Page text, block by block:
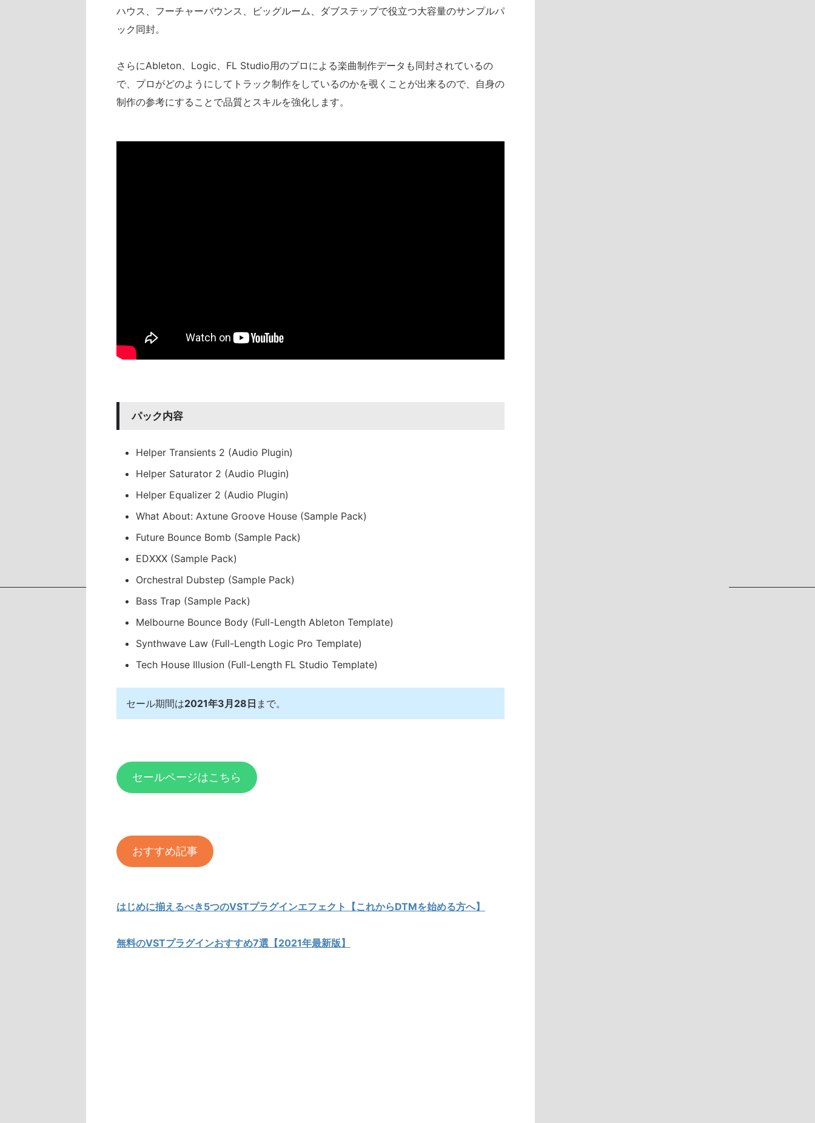
ハウス、フーチャーバウンス、ビッグルーム、ダブステップで役立つ大容量のサンプルパ
ック同封。
さらにAbleton、Logic、FL Studio用のプロによる楽曲制作データも同封されているの
で、プロがどのようにしてトラック制作をしているのかを覗くことが出来るので、自身の
制作の参考にすることで品質とスキルを強化します。
パック内容
Helper Transients 2 (Audio Plugin)
Helper Saturator 2 (Audio Plugin)
Helper Equalizer 2 (Audio Plugin)
What About: Axtune Groove House (Sample Pack)
Future Bounce Bomb (Sample Pack)
EDXXX (Sample Pack)
Orchestral Dubstep (Sample Pack)
Bass Trap (Sample Pack)
Melbourne Bounce Body (Full-Length Ableton Template)
Synthwave Law (Full-Length Logic Pro Template)
Tech House Illusion (Full-Length FL Studio Template)
セール期間は2021年3月28日 まで。
セールページはこちら
おすすめ記事
はじめに揃えるべき5つのVSTプラグインエフェクト【これからDTMを始める方へ】
無料のVSTプラグインおすすめ7選【2021年最新版】